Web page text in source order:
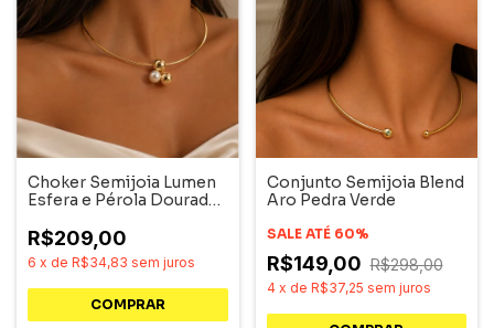
Choker Semijoia Lumen
Esfera e Pérola Dourado
R$209,00
6 x de R$34,83 sem juros
Conjunto Semijoia Blend
Aro Pedra Verde
SALE ATÉ 60%
R$149,00 R$298,00
4 x de R$37,25 sem juros